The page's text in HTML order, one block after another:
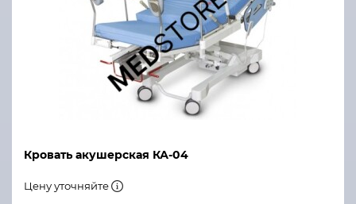
Кровать акушерская КА-04
Цену уточняйте